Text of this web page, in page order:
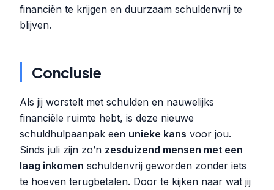
financiën te krijgen en duurzaam schuldenvrij te
blijven.
Conclusie
Als jij worstelt met schulden en nauwelijks
financiële ruimte hebt, is deze nieuwe
schuldhulpaanpak een unieke kans voor jou.
Sinds juli zijn zo’n zesduizend mensen met een
laag inkomen schuldenvrij geworden zonder iets
te hoeven terugbetalen. Door te kijken naar wat jij